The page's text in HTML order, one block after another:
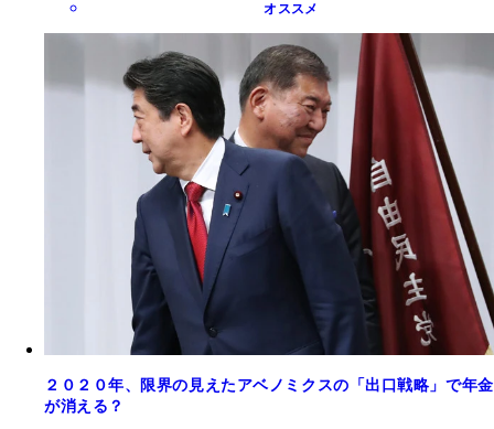
オススメ
２０２０年、限界の見えたアベノミクスの「出口戦略」で年金
が消える？